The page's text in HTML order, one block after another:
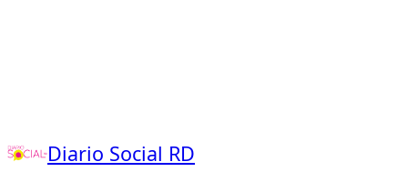
Diario Social RD